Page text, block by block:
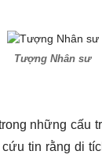
Tượng Nhân sư
những cấu
tin rằng di